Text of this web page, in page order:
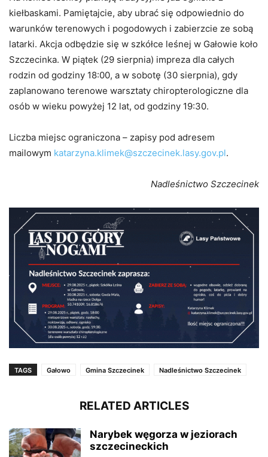
kiełbaskami. Pamiętajcie, aby ubrać się odpowiednio do
warunków terenowych i pogodowych i zabierzcie ze sobą
latarki. Akcja odbędzie się w szkółce leśnej w Gałowie koło
Szczecinka. W piątek (29 sierpnia) impreza dla całych
rodzin od godziny 18:00, a w sobotę (30 sierpnia), gdy
zaplanowano terenowe warsztaty chiropterologiczne dla
osób w wieku powyżej 12 lat, od godziny 19:30.
Liczba miejsc ograniczona – zapisy pod adresem
mailowym katarzyna.klimek@szczecinek.lasy.gov.pl.
Nadleśnictwo Szczecinek
TAGS Gałowo Gmina Szczecinek Nadleśnictwo Szczecinek
RELATED ARTICLES
Narybek węgorza w jeziorach
szczecineckich